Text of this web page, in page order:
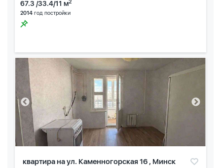
67.3 /33.4/11 м2
2014 год постройки
квартира на ул. Каменногорская 16 , Минск